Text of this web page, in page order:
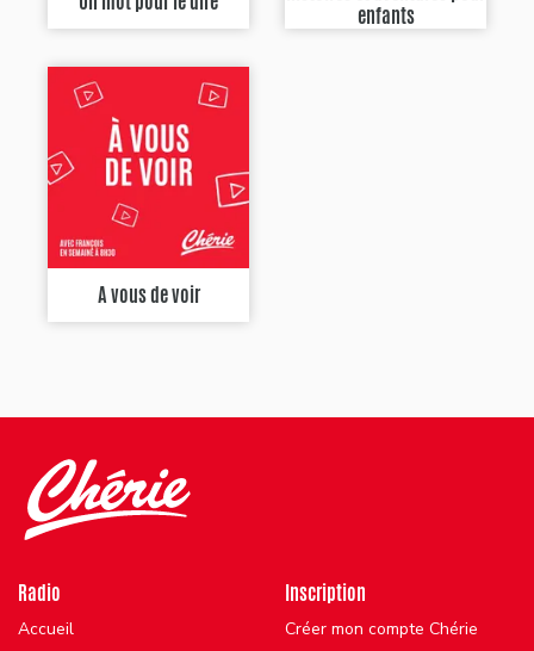
enfants
A vous de voir
Radio
Accueil
Inscription
Créer mon compte Chérie